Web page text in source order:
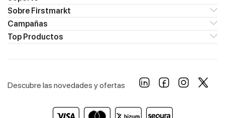
Sobre Firstmarkt
Campañas
Top Productos
Descubre las novedades y ofertas